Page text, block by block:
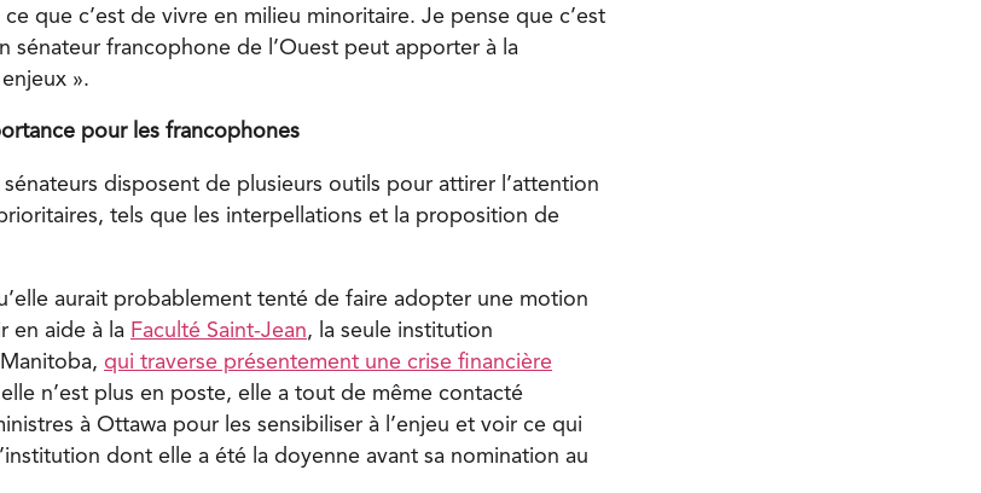
que c’est de vivre en milieu minoritaire. Je pense que c’est
sénateur francophone de l’Ouest peut apporter à la
».
pour les francophones
disposent de plusieurs outils pour attirer l’attention
tels que les interpellations et la proposition de
aurait probablement tenté de faire adopter une motion
en aide à la Faculté Saint-Jean, la seule institution
qui traverse présentement une crise financière
elle n’est plus en poste, elle a tout de même contacté
à Ottawa pour les sensibiliser à l’enjeu et voir ce qui
dont elle a été la doyenne avant sa nomination au